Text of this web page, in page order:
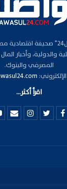
جريدة وموقع "تواصل24"
والدولية، وأخبار
المصرفي والبنوك.
اقرأ أكثر...